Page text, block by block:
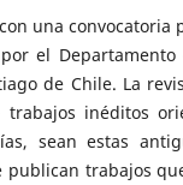
una convocatoria
el Departamento
de Chile. La
inéditos
sean estas
publican trabajos